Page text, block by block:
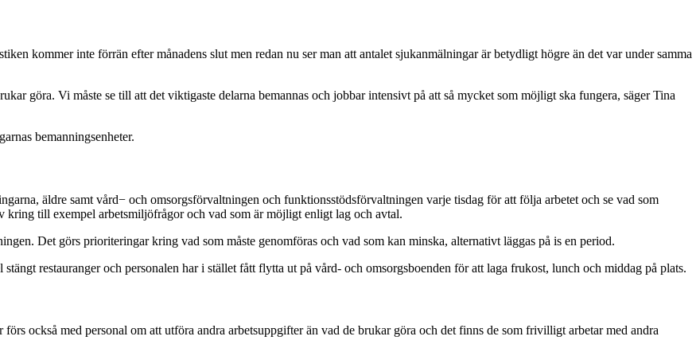
kommer inte förrän efter månadens slut men redan nu ser man att antalet sjukanmälningar är betydligt högre än det var under samma
göra. Vi måste se till att det viktigaste delarna bemannas och jobbar intensivt på att så mycket som möjligt ska fungera, säger Tina
bemanningsenheter.
äldre samt vård− och omsorgsförvaltningen och funktionsstödsförvaltningen varje tisdag för att följa arbetet och se vad som
kring till exempel arbetsmiljöfrågor och vad som är möjligt enligt lag och avtal.
Det görs prioriteringar kring vad som måste genomföras och vad som kan minska, alternativt läggas på is en period.
restauranger och personalen har i stället fått flytta ut på vård- och omsorgsboenden för att laga frukost, lunch och middag på plats.
också med personal om att utföra andra arbetsuppgifter än vad de brukar göra och det finns de som frivilligt arbetar med andra